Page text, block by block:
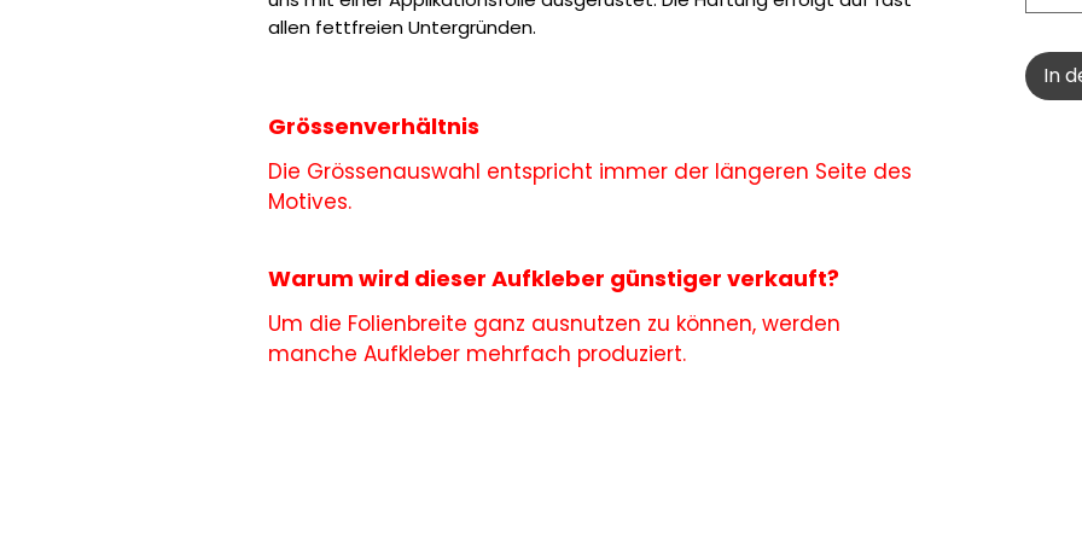
allen fettfreien Untergründen.
Grössenverhältnis
Die Grössenauswahl entspricht immer der längeren Seite des
Motives.
Warum wird dieser Aufkleber günstiger verkauft?
Um die Folienbreite ganz ausnutzen zu können, werden
manche Aufkleber mehrfach produziert.
In